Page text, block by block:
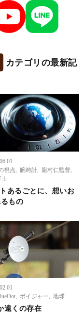
カテゴリの最新記
視点
腕時計 龍村仁監督
士
あるごとに、想いお
もの
ボイジャー 地球
遠くの存在